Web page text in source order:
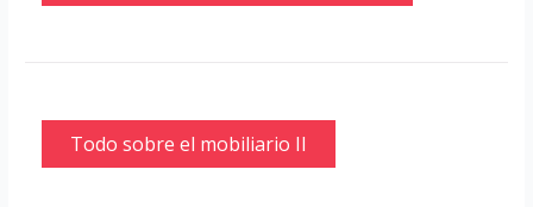
Todo sobre el mobiliario II